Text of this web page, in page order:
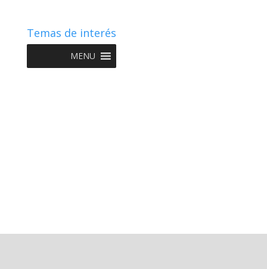
Temas de interés
MENU